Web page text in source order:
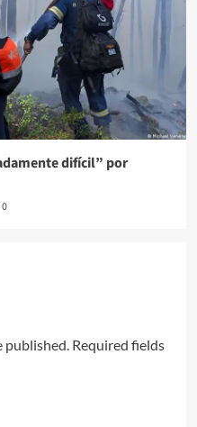
difícil” por
0
published. Required fields